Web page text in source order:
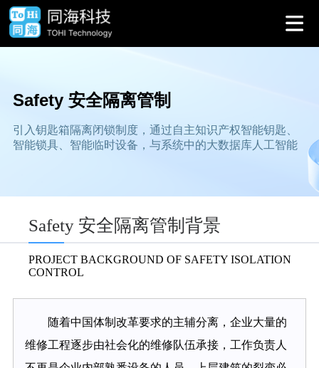
Safety 安全隔离管制
引入钥匙箱隔离闭锁制度，通过自主知识产权智能钥匙、
智能锁具、智能临时设备，与系统中的大数据库人工智能
Safety 安全隔离管制背景
PROJECT BACKGROUND OF SAFETY ISOLATION
CONTROL
随着中国体制改革要求的主辅分离，企业大量的
维修工程逐步由社会化的维修队伍承接，工作负责人